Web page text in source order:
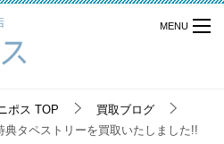
ポス TOP
買取ブログ
タペストリーを買取いたしました!!